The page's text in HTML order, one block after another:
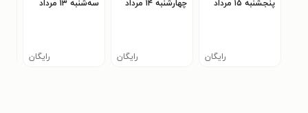
پنجشنبه ۱۵ مرداد
رایگان
چهارشنبه ۱۴ مرداد
رایگان
سه‌شنبه ۱۳ مرداد
رایگان